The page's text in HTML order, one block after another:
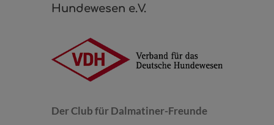
Hundewesen e.V.
Der Club für Dalmatiner-Freunde